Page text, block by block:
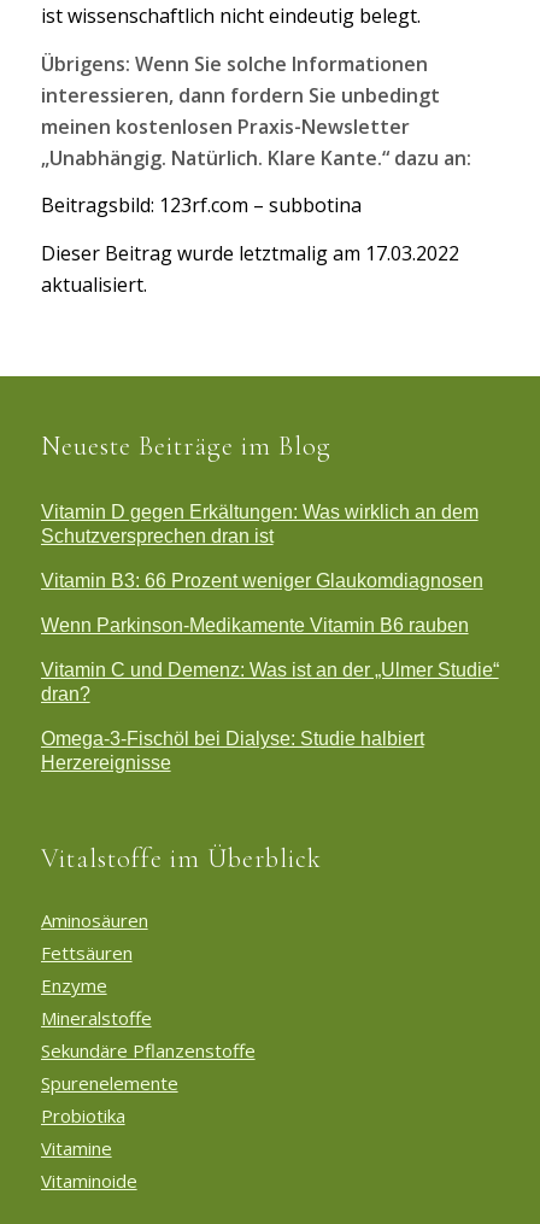
ist wissenschaftlich nicht eindeutig belegt.
Übrigens: Wenn Sie solche Informationen
interessieren, dann fordern Sie unbedingt
meinen kostenlosen Praxis-Newsletter
„Unabhängig. Natürlich. Klare Kante.“ dazu an:
Beitragsbild: 123rf.com – subbotina
Dieser Beitrag wurde letztmalig am 17.03.2022
aktualisiert.
Neueste Beiträge im Blog
Vitamin D gegen Erkältungen: Was wirklich an dem
Schutzversprechen dran ist
Vitamin B3: 66 Prozent weniger Glaukomdiagnosen
Wenn Parkinson-Medikamente Vitamin B6 rauben
Vitamin C und Demenz: Was ist an der „Ulmer Studie“
dran?
Omega-3-Fischöl bei Dialyse: Studie halbiert
Herzereignisse
Vitalstoffe im Überblick
Aminosäuren
Fettsäuren
Enzyme
Mineralstoffe
Sekundäre Pflanzenstoffe
Spurenelemente
Probiotika
Vitamine
Vitaminoide